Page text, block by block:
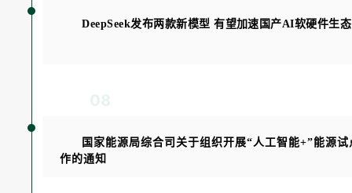
DeepSeek发布两款新模型 有望加速国产AI软硬件生
08
国家能源局综合司关于组织开展“人工智能+”能源试
作的通知